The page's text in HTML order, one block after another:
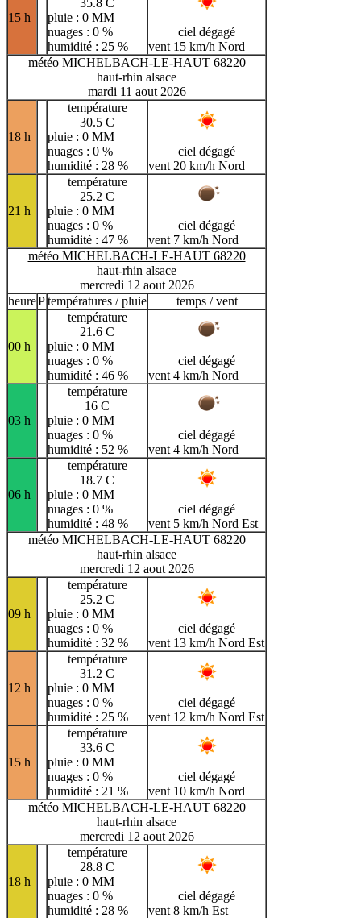
15 h
pluie : 0 MM
nuages : 0 %
humidité : 25 %
ciel dégagé
vent 15 km/h Nord
météo MICHELBACH-LE-HAUT 68220
haut-rhin alsace
mardi 11 aout 2026
18 h
température
30.5 C
pluie : 0 MM
nuages : 0 %
humidité : 28 %
ciel dégagé
vent 20 km/h Nord
21 h
température
25.2 C
pluie : 0 MM
nuages : 0 %
humidité : 47 %
ciel dégagé
vent 7 km/h Nord
météo MICHELBACH-LE-HAUT 68220
haut-rhin alsace
mercredi 12 aout 2026
heurePtempératures / pluie temps / vent
00 h
température
21.6 C
pluie : 0 MM
nuages : 0 %
humidité : 46 %
ciel dégagé
vent 4 km/h Nord
03 h
température
16 C
pluie : 0 MM
nuages : 0 %
humidité : 52 %
ciel dégagé
vent 4 km/h Nord
06 h
température
18.7 C
pluie : 0 MM
nuages : 0 %
humidité : 48 %
ciel dégagé
vent 5 km/h Nord Est
météo MICHELBACH-LE-HAUT 68220
haut-rhin alsace
mercredi 12 aout 2026
09 h
température
25.2 C
pluie : 0 MM
nuages : 0 %
humidité : 32 %
ciel dégagé
vent 13 km/h Nord Est
12 h
température
31.2 C
pluie : 0 MM
nuages : 0 %
humidité : 25 %
ciel dégagé
vent 12 km/h Nord Est
15 h
température
33.6 C
pluie : 0 MM
nuages : 0 %
humidité : 21 %
ciel dégagé
vent 10 km/h Nord
météo MICHELBACH-LE-HAUT 68220
haut-rhin alsace
mercredi 12 aout 2026
18 h
température
28.8 C
pluie : 0 MM
nuages : 0 %
humidité : 28 %
ciel dégagé
vent 8 km/h Est